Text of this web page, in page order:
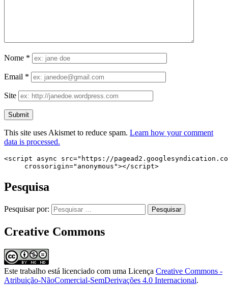
Nome *
Email *
Site
This site uses Akismet to reduce spam. Learn how your comment
data is processed.
<script async src="https://
     crossorigin="anonymous"></script>
Pesquisa
Pesquisar por:
Creative Commons
Este trabalho está licenciado com uma Licença Creative Commons -
Atribuição-NãoComercial-SemDerivações 4.0 Internacional.